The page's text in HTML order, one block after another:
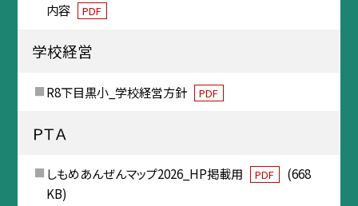
内容
PDF
学校経営
R8下目黒小_学校経営方針 PDF
ＰＴＡ
しもめあんぜんマップ2026_HP掲載用 PDF
(668
KB)